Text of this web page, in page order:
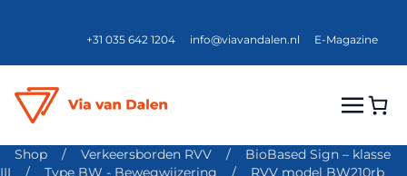
+31 035 642 1204 info@viavandalen.nl E-Magazine
Shop / Verkeersborden RVV /
BioBased Sign – klasse
III
/ Type BW - Bewegwijzering /
RVV model BW210rb